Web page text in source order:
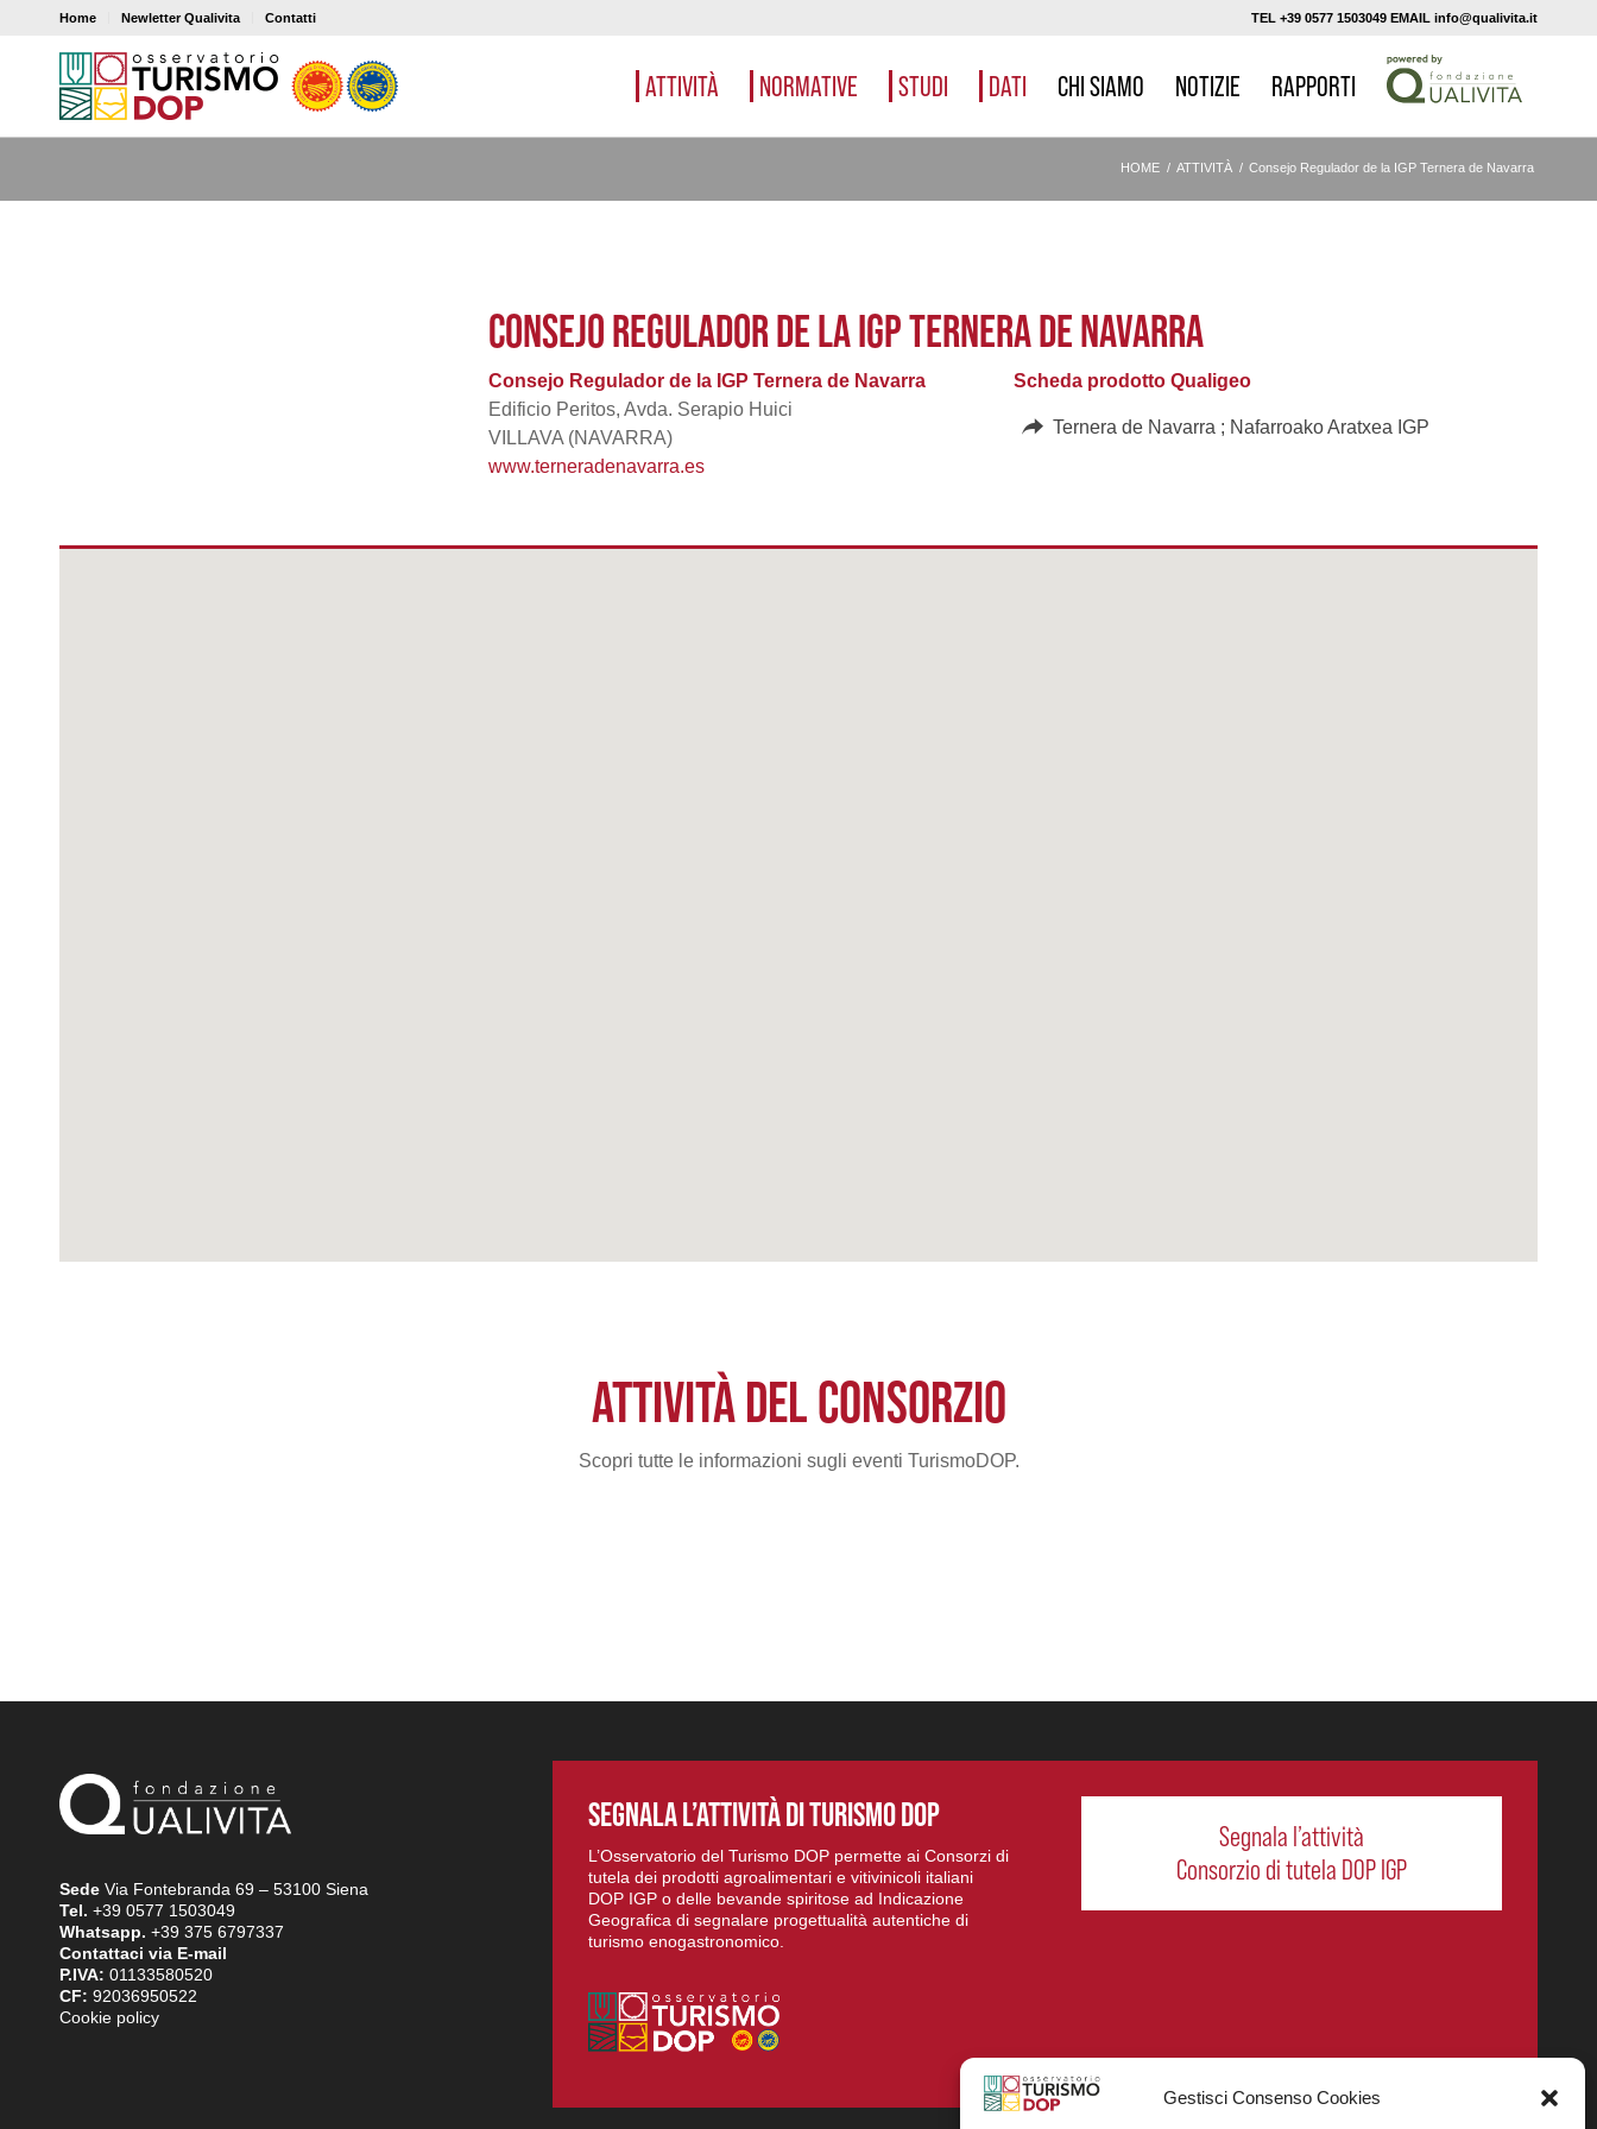
Gestisci Consenso Cookies
Home Newletter Qualivita Contatti TEL +39 0577 1503049 EMAIL info@qualivita.it
ATTIVITÀ NORMATIVE STUDI DATI CHI SIAMO NOTIZIE RAPPORTI
HOME / ATTIVITÀ / Consejo Regulador de la IGP Ternera de Navarra
CONSEJO REGULADOR DE LA IGP TERNERA DE NAVARRA
Consejo Regulador de la IGP Ternera de Navarra
Edificio Peritos, Avda. Serapio Huici
VILLAVA (NAVARRA)
www.terneradenavarra.es
Scheda prodotto Qualigeo
Ternera de Navarra ; Nafarroako Aratxea IGP
ATTIVITÀ DEL CONSORZIO
Scopri tutte le informazioni sugli eventi TurismoDOP.
Sede Via Fontebranda 69 – 53100 Siena
Tel. +39 0577 1503049
Whatsapp. +39 375 6797337
Contattaci via E-mail
P.IVA: 01133580520
CF: 92036950522
Cookie policy
SEGNALA L’ATTIVITÀ DI TURISMO DOP
L’Osservatorio del Turismo DOP permette ai Consorzi di
tutela dei prodotti agroalimentari e vitivinicoli italiani
DOP IGP o delle bevande spiritose ad Indicazione
Geografica di segnalare progettualità autentiche di
turismo enogastronomico.
Segnala l’attività
Consorzio di tutela DOP IGP